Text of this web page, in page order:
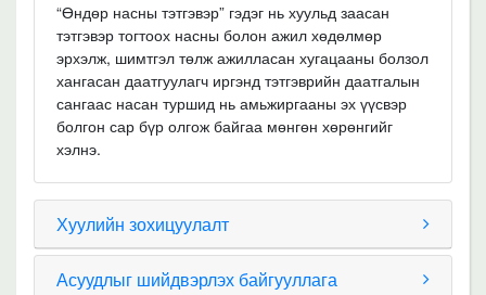
“Өндөр насны тэтгэвэр” гэдэг нь хуульд заасан
тэтгэвэр тогтоох насны болон ажил хөдөлмөр
эрхэлж, шимтгэл төлж ажилласан хугацааны болзол
хангасан даатгуулагч иргэнд тэтгэврийн даатгалын
сангаас насан туршид нь амьжиргааны эх үүсвэр
болгон сар бүр олгож байгаа мөнгөн хөрөнгийг
хэлнэ.
Хуулийн зохицуулалт
Асуудлыг шийдвэрлэх байгууллага